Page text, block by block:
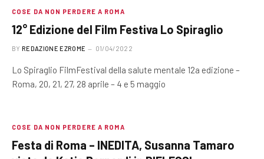
COSE DA NON PERDERE A ROMA
12° Edizione del Film Festiva Lo Spiraglio
BY REDAZIONE EZROME 01/04/2022
Lo Spiraglio FilmFestival della salute mentale 12a edizione –
Roma, 20, 21, 27, 28 aprile – 4 e 5 maggio
COSE DA NON PERDERE A ROMA
Festa di Roma – INEDITA, Susanna Tamaro